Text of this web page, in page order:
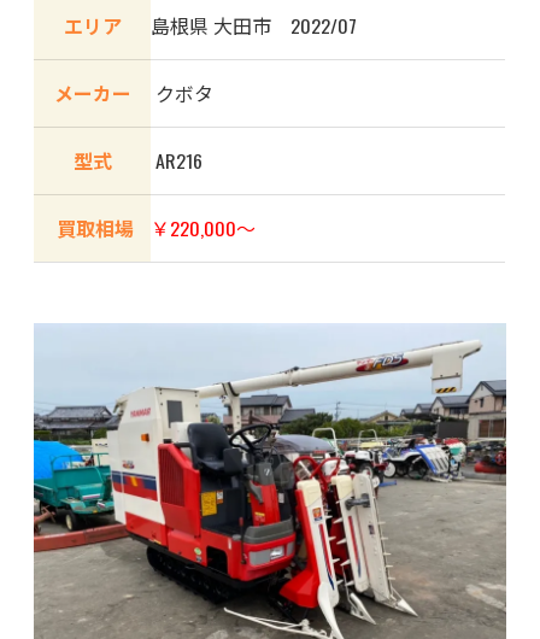
エリア 島根県 大田市 2022/07
メーカー クボタ
型式 AR216
買取相場 ￥220,000～